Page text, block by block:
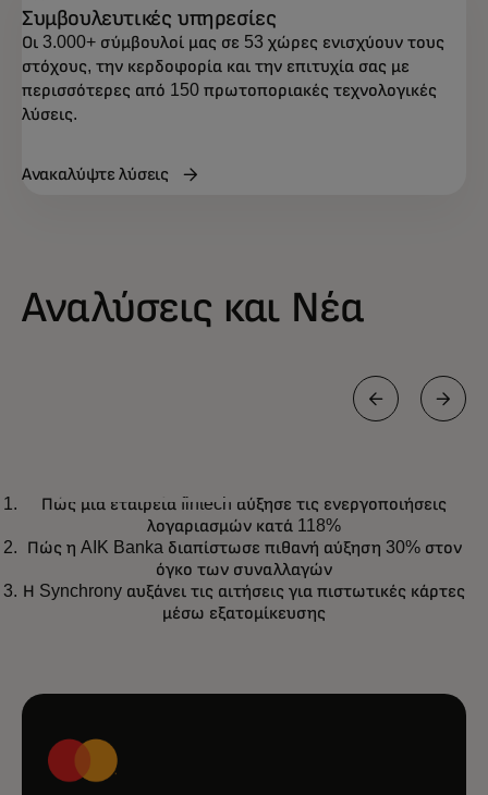
Συμβουλευτικές υπηρεσίες
Οι 3.000+ σύμβουλοί μας σε 53 χώρες ενισχύουν τους
στόχους, την κερδοφορία και την επιτυχία σας με
περισσότερες από 150 πρωτοποριακές τεχνολογικές
λύσεις.
Ανακαλύψτε λύσεις
Αναλύσεις και Νέα
Πώς να αναπτύξετε και να
εφαρμόσετε πολιτικές για τα
ταξίδια και να ελέγξετε τα κόστη
σε μια νέα εποχή
Μάθετε περισσότερα
Πώς μια εταιρεία fintech αύξησε τις ενεργοποιήσεις
λογαριασμών κατά 118%
Πώς η AIK Banka διαπίστωσε πιθανή αύξηση 30% στον
όγκο των συναλλαγών
Η Synchrony αυξάνει τις αιτήσεις για πιστωτικές κάρτες
μέσω εξατομίκευσης